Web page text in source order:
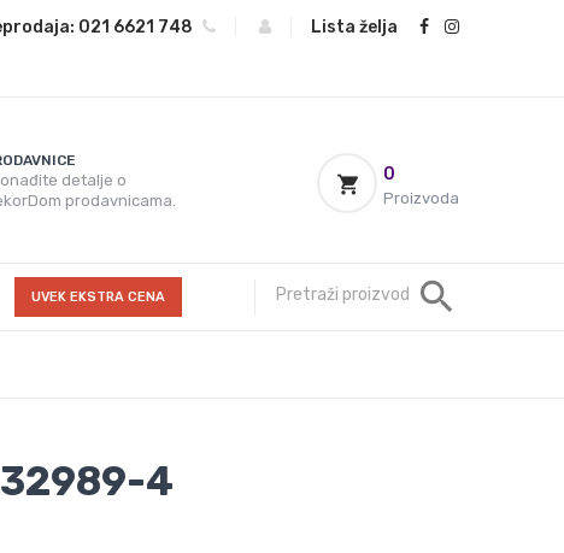
021 6621 748 Lista želja
detalje o
prodavnicama.
0
Proizvoda
UVEK EKSTRA CENA
32989-4